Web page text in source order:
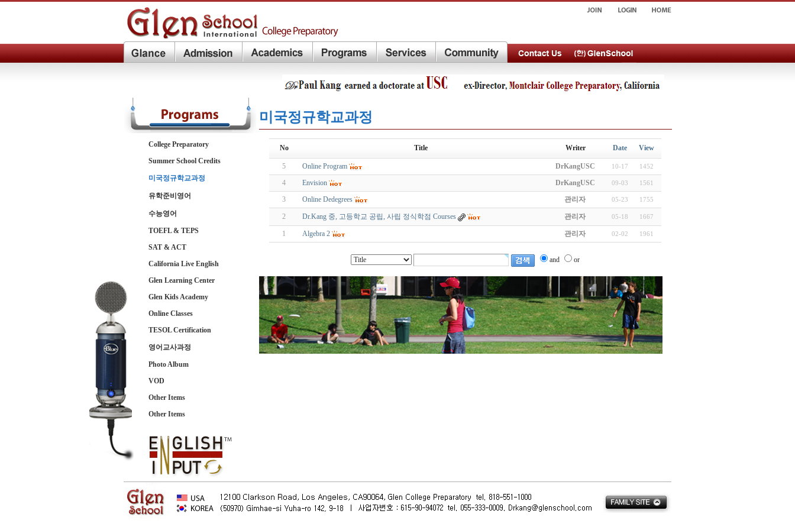
College Preparatory
Summer School Credits
미국정규학교과정
유학준비영어
수능영어
TOEFL & TEPS
SAT & ACT
California Live English
Glen Learning Center
Glen Kids Academy
Online Classes
TESOL Certification
영어교사과정
Photo Album
VOD
Other Items
Other Items
미국정규학교과정
No Title Writer Date View
5 Online Program DrKangUSC 10-17 1452
4 Envision DrKangUSC 09-03 1561
3 Online Dedegrees 관리자 05-23 1755
2 Dr.Kang 중, 고등학교 공립, 사립 정식학점 Courses 관리자 05-18 1667
1 Algebra 2 관리자 02-02 1961
and or